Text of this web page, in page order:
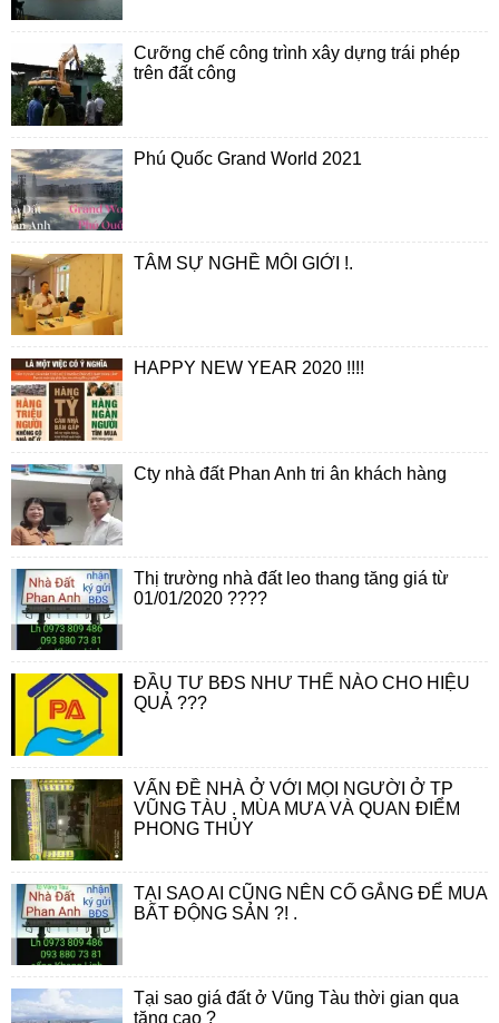
Cưỡng chế công trình xây dựng trái phép
trên đất công
Phú Quốc Grand World 2021
TÂM SỰ NGHỀ MÔI GIỚI !.
HAPPY NEW YEAR 2020 !!!!
Cty nhà đất Phan Anh tri ân khách hàng
Thị trường nhà đất leo thang tăng giá từ
01/01/2020 ????
ĐẦU TƯ BĐS NHƯ THẾ NÀO CHO HIỆU
QUẢ ???
VẤN ĐỀ NHÀ Ở VỚI MỌI NGƯỜI Ở TP
VŨNG TÀU . MÙA MƯA VÀ QUAN ĐIỂM
PHONG THỦY
TẠI SAO AI CŨNG NÊN CỐ GẮNG ĐỂ MUA
BẤT ĐỘNG SẢN ?! .
Tại sao giá đất ở Vũng Tàu thời gian qua
tăng cao ?